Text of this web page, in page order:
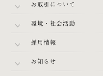
お取引について
環境・社会活動
採用情報
お知らせ